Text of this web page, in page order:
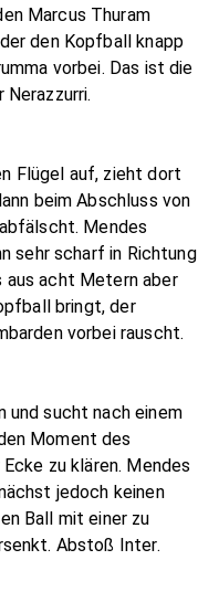
Marcus Thuram
den Kopfball knapp
vorbei. Das ist die
Flügel auf, zieht dort
beim Abschluss von
Mendes
sehr scharf in Richtung
acht Metern aber
bringt, der
vorbei rauscht.
und sucht nach einem
Moment des
zu klären. Mendes
jedoch keinen
Ball mit einer zu
Abstoß Inter.